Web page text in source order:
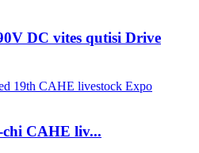
DC vites qutisi Drive
chi CAHE liv...